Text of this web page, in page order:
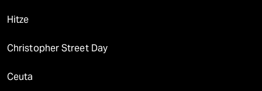
Hitze
Christopher Street Day
Ceuta